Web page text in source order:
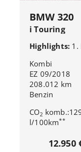
BMW 320
i Touring
Highlights: 1.
Kombi
EZ 09/2018
208.012 km
Benzin
CO2
l/100km**
12.950